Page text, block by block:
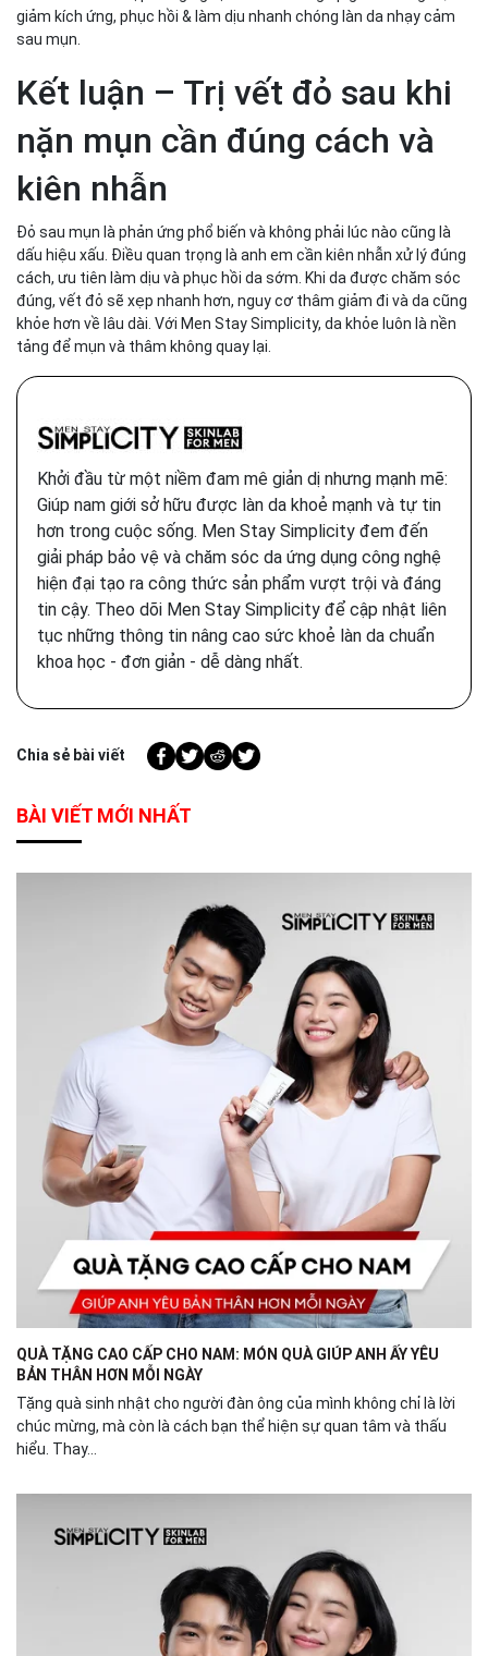
giảm kích ứng, phục hồi & làm dịu nhanh chóng làn da nhạy cảm
sau mụn.
Kết luận – Trị vết đỏ sau khi
nặn mụn cần đúng cách và
kiên nhẫn
Đỏ sau mụn là phản ứng phổ biến và không phải lúc nào cũng là
dấu hiệu xấu. Điều quan trọng là anh em cần kiên nhẫn xử lý đúng
cách, ưu tiên làm dịu và phục hồi da sớm. Khi da được chăm sóc
đúng, vết đỏ sẽ xẹp nhanh hơn, nguy cơ thâm giảm đi và da cũng
khỏe hơn về lâu dài. Với Men Stay Simplicity, da khỏe luôn là nền
tảng để mụn và thâm không quay lại.
Khởi đầu từ một niềm đam mê giản dị nhưng mạnh mẽ:
Giúp nam giới sở hữu được làn da khoẻ mạnh và tự tin
hơn trong cuộc sống. Men Stay Simplicity đem đến
giải pháp bảo vệ và chăm sóc da ứng dụng công nghệ
hiện đại tạo ra công thức sản phẩm vượt trội và đáng
tin cậy. Theo dõi Men Stay Simplicity để cập nhật liên
tục những thông tin nâng cao sức khoẻ làn da chuẩn
khoa học - đơn giản - dễ dàng nhất.
Chia sẻ bài viết
BÀI VIẾT MỚI NHẤT
QUÀ TẶNG CAO CẤP CHO NAM: MÓN QUÀ GIÚP ANH ẤY YÊU
BẢN THÂN HƠN MỖI NGÀY
Tặng quà sinh nhật cho người đàn ông của mình không chỉ là lời
chúc mừng, mà còn là cách bạn thể hiện sự quan tâm và thấu
hiểu. Thay...